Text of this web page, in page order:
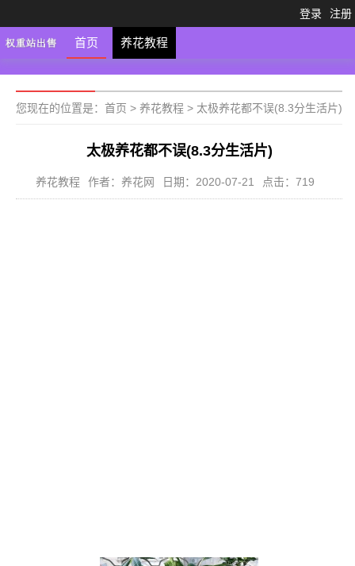
登录 注册
首页 养花教程
您现在的位置是： 首页 > 养花教程 > 太极养花都不误(8.3分生活片)
太极养花都不误(8.3分生活片)
养花教程 作者：养花网 日期：2020-07-21 点击：719